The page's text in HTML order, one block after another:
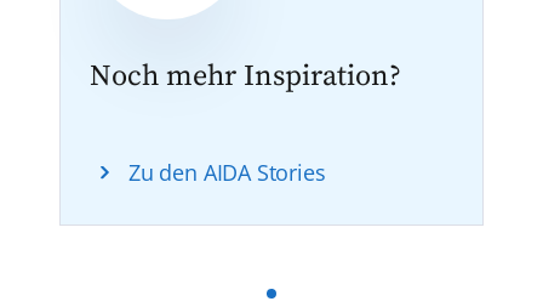
Noch mehr Inspiration?
Zu den AIDA Stories